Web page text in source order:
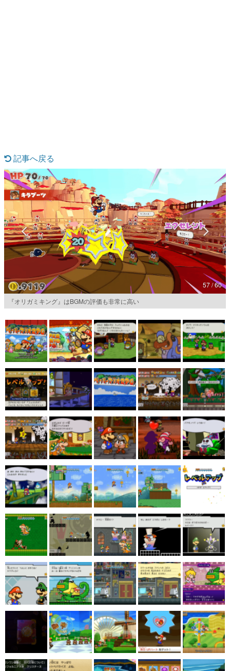
特集記事
マンガ
女性向け
アプリレビュー
その他
電ファミニコゲーマーとは？
運営：株式会社マレ
記事へ戻る
57 / 60
『オリガミキング』はBGMの評価も非常に高い